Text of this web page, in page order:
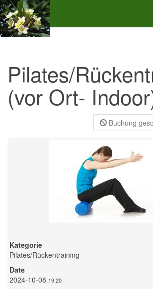
Pilates/
(vor Ort-
Buchung
Kategorie
Pilates/Rückentraining
Date
2024-10-08 19:20